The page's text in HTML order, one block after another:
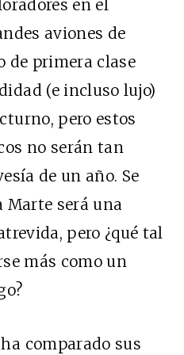
en el
aviones de
de primera clase
(e incluso lujo)
pero estos
no serán tan
de un año. Se
Marte será una
pero ¿qué tal
más como un
comparado sus